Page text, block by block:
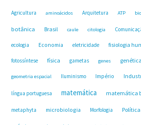
Agricultura aminoácidos Arquitetura ATP
botânica Brasil caule citologia
ecologia Economia eletricidade fisiologia
fotossíntese física gametas genes genética
geometria espacial Iluminismo Império
língua portuguesa matemática matemática
metaphyta microbiologia Morfologia Política